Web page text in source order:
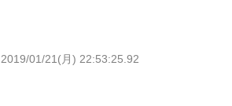
2019/01/21(月) 22:53:25.92